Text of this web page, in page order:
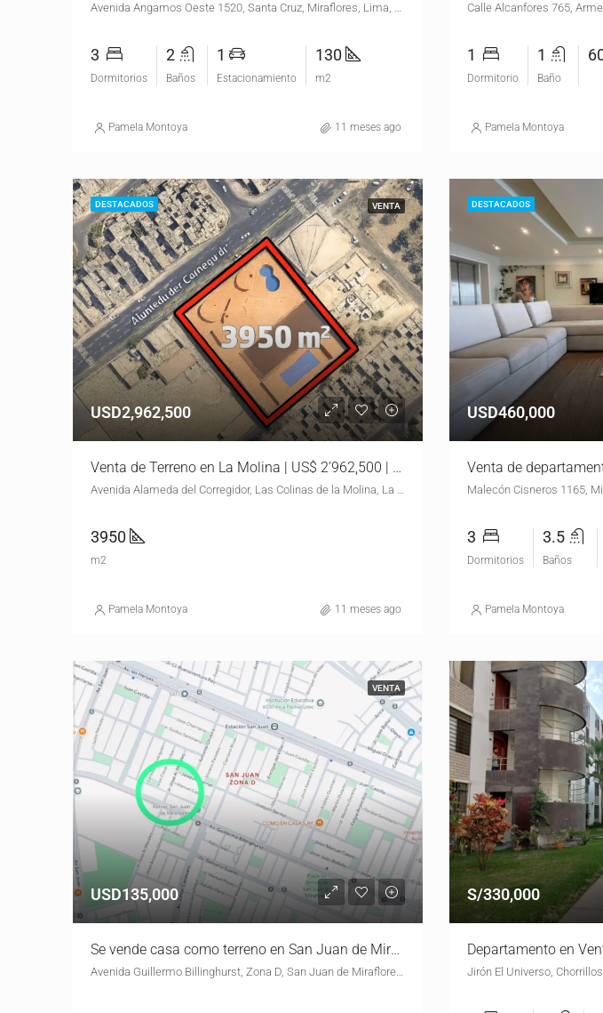
Avenida Angamos Oeste 1520, Santa Cruz, Miraflores, Lima, Lima Metropolitana, Lima, 15073, Perú
3
Dormitorios
2
Baños
1
Estacionamiento
130
m2
Pamela Montoya 11 meses ago
1
Dormitorio
1
Baño
Pamela Montoya
DESTACADOS VENTA
USD2,962,500
Venta de Terreno en La Molina | US$ 2’962,500 | 3,950 m²
Avenida Alameda del Corregidor, Las Colinas de la Molina, La Molina, Lima, Lima Metropolitana, Lima, 15051, Perú
3950
m2
Pamela Montoya 11 meses ago
DESTACADOS
USD460,000
3
Dormitorios
3.5
Baños
Pamela Montoya
VENTA
USD135,000
Se vende casa como terreno en San Juan de Miraflores
Avenida Guillermo Billinghurst, Zona D, San Juan de Miraflores, Lima, Lima Metropolitana, Lima, 15801, Perú
S/330,000